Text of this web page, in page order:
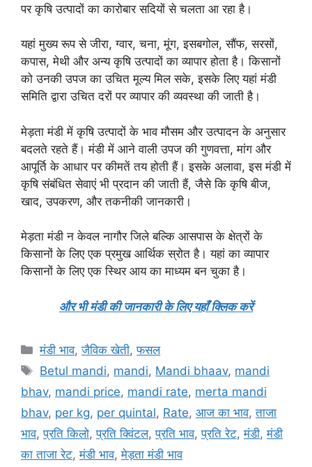
पर कृषि उत्पादों का कारोबार सदियों से चलता आ रहा है।
यहां मुख्य रूप से जीरा, ग्वार, चना, मूंग, इसबगोल, सौंफ, सरसों,
कपास, मेथी और अन्य कृषि उत्पादों का व्यापार होता है। किसानों
को उनकी उपज का उचित मूल्य मिल सके, इसके लिए यहां मंडी
समिति द्वारा उचित दरों पर व्यापार की व्यवस्था की जाती है।
मेड़ता मंडी में कृषि उत्पादों के भाव मौसम और उत्पादन के अनुसार
बदलते रहते हैं। मंडी में आने वाली उपज की गुणवत्ता, मांग और
आपूर्ति के आधार पर कीमतें तय होती हैं। इसके अलावा, इस मंडी में
कृषि संबंधित सेवाएं भी प्रदान की जाती हैं, जैसे कि कृषि बीज,
खाद, उपकरण, और तकनीकी जानकारी।
मेड़ता मंडी न केवल नागौर जिले बल्कि आसपास के क्षेत्रों के
किसानों के लिए एक प्रमुख आर्थिक स्रोत है। यहां का व्यापार
किसानों के लिए एक स्थिर आय का माध्यम बन चुका है।
और भी मंडी की जानकारी के लिए यहाँ क्लिक करें
Categories
मंडी भाव,जैविक खेती,फसल
Tags
Betul mandi, mandi, Mandi bhaav, mandi
bhav, mandi price, mandi rate, merta mandi
bhav, per kg, per quintal, Rate, आज का भाव,ताजा
भाव,प्रति किलो,प्रति क्विंटल,प्रति भाव,प्रति रेट,मंडी,मंडी
का ताजा रेट,मंडी भाव,मेड़ता मंडी भाव